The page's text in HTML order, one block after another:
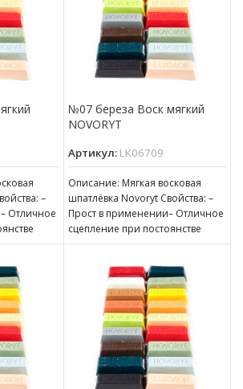
–
Отличное
к
№07 береза Воск мягкий
NOVORYT
Артикул: LK06709
Описание: Мягкая восковая
шпатлёвка Novoryt Свойства: –
Прост в применении– Отличное
сцепление при постоянстве
консистенции– Готов к